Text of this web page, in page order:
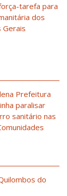
tarefa para
dos
Gerais
Prefeitura
paralisar
sanitário nas
do